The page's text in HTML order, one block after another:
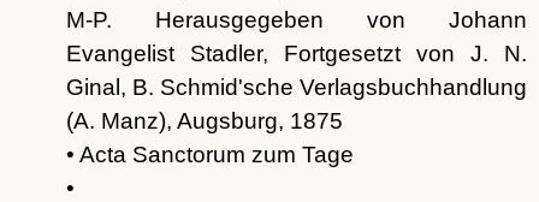
M-P. Herausgegeben von Johann
Evangelist Stadler, Fortgesetzt von J. N.
Ginal, B. Schmid'sche Verlagsbuchhandlung
(A. Manz), Augsburg, 1875
• Acta Sanctorum zum Tage
•